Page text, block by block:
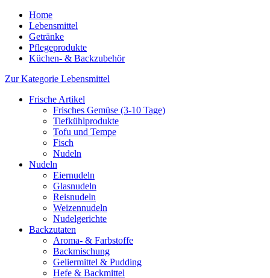
Home
Lebensmittel
Getränke
Pflegeprodukte
Küchen- & Backzubehör
Zur Kategorie Lebensmittel
Frische Artikel
Frisches Gemüse (3-10 Tage)
Tiefkühlprodukte
Tofu und Tempe
Fisch
Nudeln
Nudeln
Eiernudeln
Glasnudeln
Reisnudeln
Weizennudeln
Nudelgerichte
Backzutaten
Aroma- & Farbstoffe
Backmischung
Geliermittel & Pudding
Hefe & Backmittel